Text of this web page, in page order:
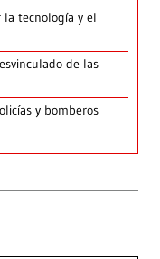
la tecnología y el
de las
y bomberos